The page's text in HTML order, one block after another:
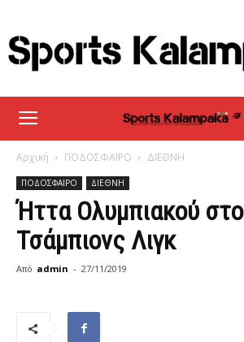
sportskalampaka
Αρχική ΠΟΔΟΣΦΑΙΡΟ ΔΙΕΘΝΗ
ΠΟΔΟΣΦΑΙΡΟ ΔΙΕΘΝΗ
Ήττα Ολυμπιακού στο
Τσάμπιονς Λιγκ
Από admin - 27/11/2019